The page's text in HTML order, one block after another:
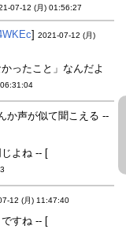
07-12 (月) 01:56:27
] 2021-07-12 (月)
ったこと」なんだよ
か声が似て聞こえる --
よね -- [
12 (月) 11:47:40
ですね -- [